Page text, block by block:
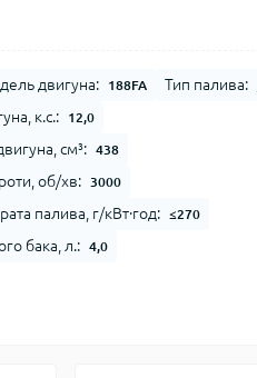
двигуна: 188FA Тип палива:
к.с.: 12,0
см³: 438
об/хв: 3000
палива, г/кВт∙год: ≤270
бака, л.: 4,0